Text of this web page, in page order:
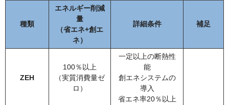
種類
エネルギー削減
量
（省エネ+創エ
ネ）
詳細条件 補足
ZEH
100％以上
（実質消費量ゼ
ロ）
一定以上の断熱性
能
創エネシステムの
導入
省エネ率20％以上